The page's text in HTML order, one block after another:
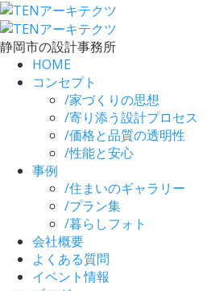
静岡市の設計事務所
HOME
コンセプト
/家づくりの思想
/寄り添う設計プロセス
/価格と品質の透明性
/性能と安心
事例
/住まいのギャラリー
/プラン集
/暮らしフォト
会社概要
よくある質問
イベント情報